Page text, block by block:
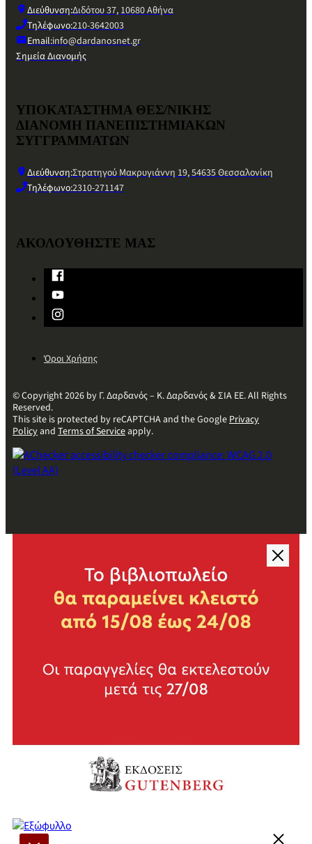
Διεύθυνση:Διδότου 37, 10680 Αθήνα
Τηλέφωνο:210-3642003
Email:info@dardanosnet.gr
Σημεία Διανομής
ΥΠΟΚΑΤΑΣΤΗΜΑ ΘΕΣ/ΝΙΚΗΣ
ΔΙΑΝΟΜΗ ΠΑΝΕΠΙΣΤΗΜΙΑΚΩΝ
ΣΥΓΓΡΑΜΜΑΤΩΝ
Διεύθυνση:Στρατηγού Μακρυγιάννη 19, 54635 Θεσσαλονίκη
Τηλέφωνο:2310-271147
ΑΚΟΛΟΥΘΗΣΤΕ ΜΑΣ
Όροι Χρήσης
© Copyright 2026 by Γ. Δαρδανός – Κ. Δαρδανός & ΣΙΑ ΕΕ. All Rights
Reserved.
This site is protected by reCAPTCHA and the GooglePrivacy
Policyand Terms of Serviceapply.